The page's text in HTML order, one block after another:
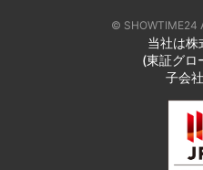
© SHOWTIME24
当社は株
(東証グロ
子会